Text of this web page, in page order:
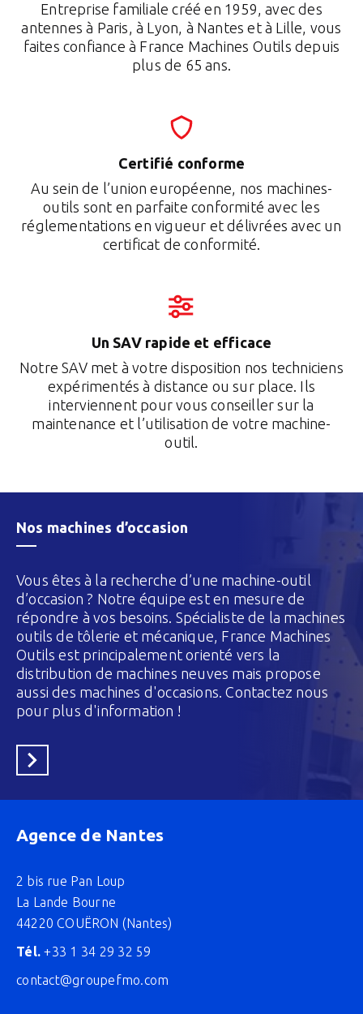
Entreprise familiale créé en 1959, avec des
antennes à Paris, à Lyon, à Nantes et à Lille, vous
faites confiance à France Machines Outils depuis
plus de 65 ans.
Certifié conforme
Au sein de l’union européenne, nos machines-
outils sont en parfaite conformité avec les
réglementations en vigueur et délivrées avec un
certificat de conformité.
Un SAV rapide et efficace
Notre SAV met à votre disposition nos techniciens
expérimentés à distance ou sur place. Ils
interviennent pour vous conseiller sur la
maintenance et l’utilisation de votre machine-
outil.
Nos machines d’occasion
Vous êtes à la recherche d’une machine-outil
d’occasion ? Notre équipe est en mesure de
répondre à vos besoins. Spécialiste de la machines
outils de tôlerie et mécanique, France Machines
Outils est principalement orienté vers la
distribution de machines neuves mais propose
aussi des machines d'occasions. Contactez nous
pour plus d'information !
En savoir plus
Agence de Nantes
2 bis rue Pan Loup
La Lande Bourne
44220 COUËRON (Nantes)
Tél. +33 1 34 29 32 59
contact@groupefmo.com